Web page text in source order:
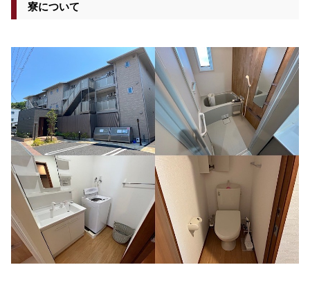
寮について